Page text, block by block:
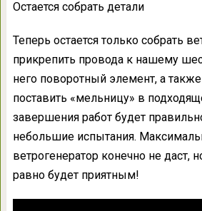
Остается собрать детали
Теперь остается только собрать
прикрепить провода к нашему
него поворотный элемент, а
поставить «мельницу» в
завершения работ будет
небольшие испытания.
ветрогенератор конечно не даст,
равно будет приятным!